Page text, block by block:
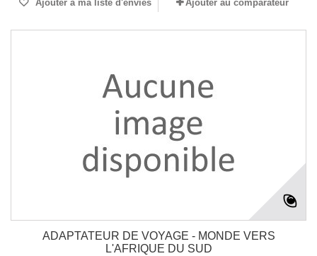
Ajouter à ma liste d'envies Ajouter au comparateur
ADAPTATEUR DE VOYAGE - MONDE VERS
L'AFRIQUE DU SUD